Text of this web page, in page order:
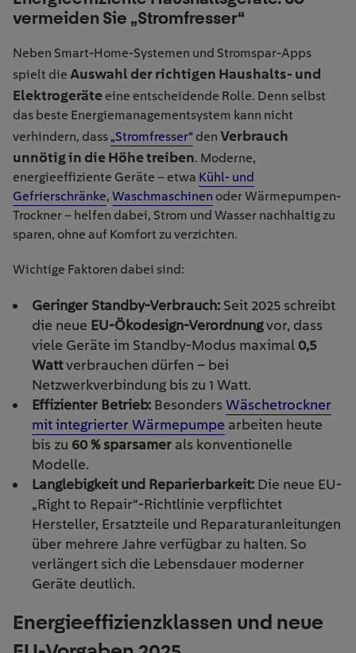
vermeiden Sie „Stromfresser“
Neben Smart-Home-Systemen und Stromspar-Apps
spielt die Auswahl der richtigen Haushalts- und
Elektrogeräte eine entscheidende Rolle. Denn selbst
das beste Energiemanagementsystem kann nicht
verhindern, dass „Stromfresser“ den Verbrauch
unnötig in die Höhe treiben. Moderne,
energieeffiziente Geräte – etwa Kühl- und
Gefrierschränke, Waschmaschinen oder Wärmepumpen-
Trockner – helfen dabei, Strom und Wasser nachhaltig zu
sparen, ohne auf Komfort zu verzichten.
Wichtige Faktoren dabei sind:
Geringer Standby-Verbrauch: Seit 2025 schreibt
die neue EU-Ökodesign-Verordnungvor, dass
viele Geräte im Standby-Modus maximal 0,5
Wattverbrauchen dürfen – bei
Netzwerkverbindung bis zu 1 Watt.
Effizienter Betrieb: BesondersWäschetrockner
mit integrierter Wärmepumpe arbeiten heute
bis zu 60 % sparsamer als konventionelle
Modelle.
Langlebigkeit und Reparierbarkeit: Die neue EU-
„Right to Repair“-Richtlinie verpflichtet
Hersteller, Ersatzteile und Reparaturanleitungen
über mehrere Jahre verfügbar zu halten. So
verlängert sich die Lebensdauer moderner
Geräte deutlich.
Energieeffizienzklassen und neue